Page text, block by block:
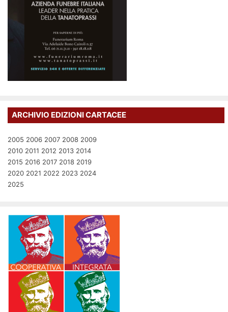
ARCHIVIO EDIZIONI CARTACEE
2005 2006 2007 2008 2009
2010 2011 2012 2013 2014
2015 2016 2017 2018 2019
2020 2021 2022 2023 2024
2025